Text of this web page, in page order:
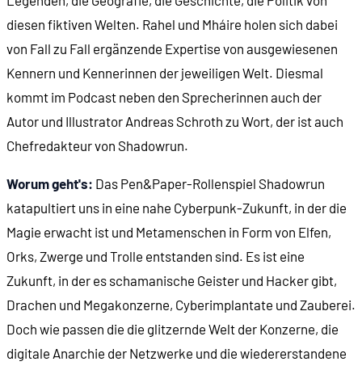
00:20:04 - Cyperpunk, das Pen-&-Paper-Rollenspiel
00:20:46 - Shadowrun als Pen & Paper
00:22:40 Grundbegriffe von Shadowrun
00:25:04 - Straßen-Samurais, Decker & Co.
00:27:20 - Die Matrix
00:29:36 - Cyberware
00:31:12 Die Welt der Zukunft
00:34:02 - Rückkehr der Magie
diesen fiktiven Welten. Rahel und Mháire holen sich dabei
von Fall zu Fall ergänzende Expertise von ausgewiesenen
Kennern und Kennerinnen der jeweiligen Welt. Diesmal
kommt im Podcast neben den Sprecherinnen auch der
Autor und Illustrator Andreas Schroth zu Wort, der ist auch
Chefredakteur von Shadowrun.
Worum geht's: Das Pen&Paper-Rollenspiel Shadowrun
katapultiert uns in eine nahe Cyberpunk-Zukunft, in der die
Magie erwacht ist und Metamenschen in Form von Elfen,
Orks, Zwerge und Trolle entstanden sind. Es ist eine
Zukunft, in der es schamanische Geister und Hacker gibt,
Drachen und Megakonzerne, Cyberimplantate und Zauberei.
Doch wie passen die die glitzernde Welt der Konzerne, die
digitale Anarchie der Netzwerke und die wiedererstandene